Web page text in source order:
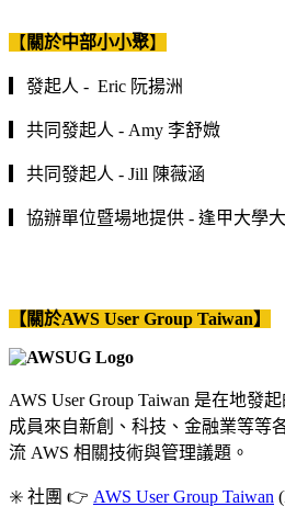
【 關於中部小小聚】
▎發起人 - Eric 阮揚洲
▎共同發起人 - Amy 李舒媺
▎共同發起人 - Jill 陳薇涵
▎協辦單位暨場地提供 - 逢甲大學
【關於AWS User Group Taiwan】
AWS User Group Taiwan 是在地發
成員來自新創、科技、金融業等等
流 AWS 相關技術與管理議題。
✳️ 社團 👉 AWS User Group Taiwan